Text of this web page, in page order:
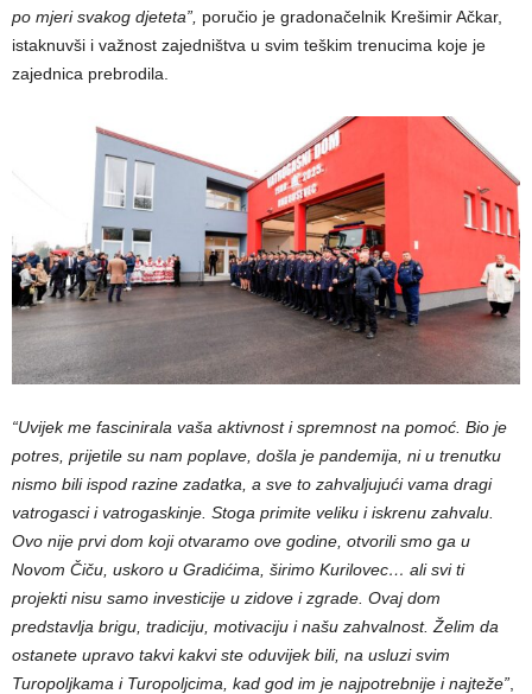
po mjeri svakog djeteta”, poručio je gradonačelnik Krešimir Ačkar,
istaknuvši i važnost zajedništva u svim teškim trenucima koje je
zajednica prebrodila.
“Uvijek me fascinirala vaša aktivnost i spremnost na pomoć. Bio je
potres, prijetile su nam poplave, došla je pandemija, ni u trenutku
nismo bili ispod razine zadatka, a sve to zahvaljujući vama dragi
vatrogasci i vatrogaskinje. Stoga primite veliku i iskrenu zahvalu.
Ovo nije prvi dom koji otvaramo ove godine, otvorili smo ga u
Novom Čiču, uskoro u Gradićima, širimo Kurilovec… ali svi ti
projekti nisu samo investicije u zidove i zgrade. Ovaj dom
predstavlja brigu, tradiciju, motivaciju i našu zahvalnost. Želim da
ostanete upravo takvi kakvi ste oduvijek bili, na usluzi svim
Turopoljkama i Turopoljcima, kad god im je najpotrebnije i najteže”